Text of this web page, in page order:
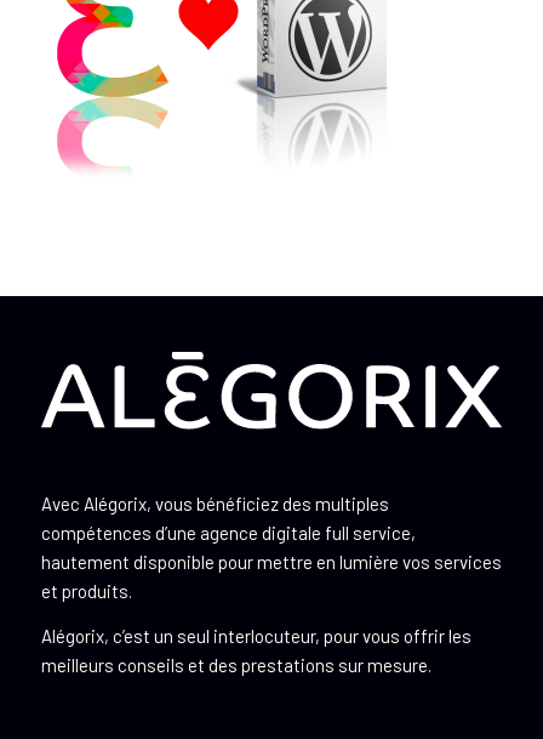
Avec Alégorix, vous bénéficiez des multiples
compétences d’une agence digitale full service,
hautement disponible pour mettre en lumière vos services
et produits.
Alégorix, c’est un seul interlocuteur, pour vous offrir les
meilleurs conseils et des prestations sur mesure.